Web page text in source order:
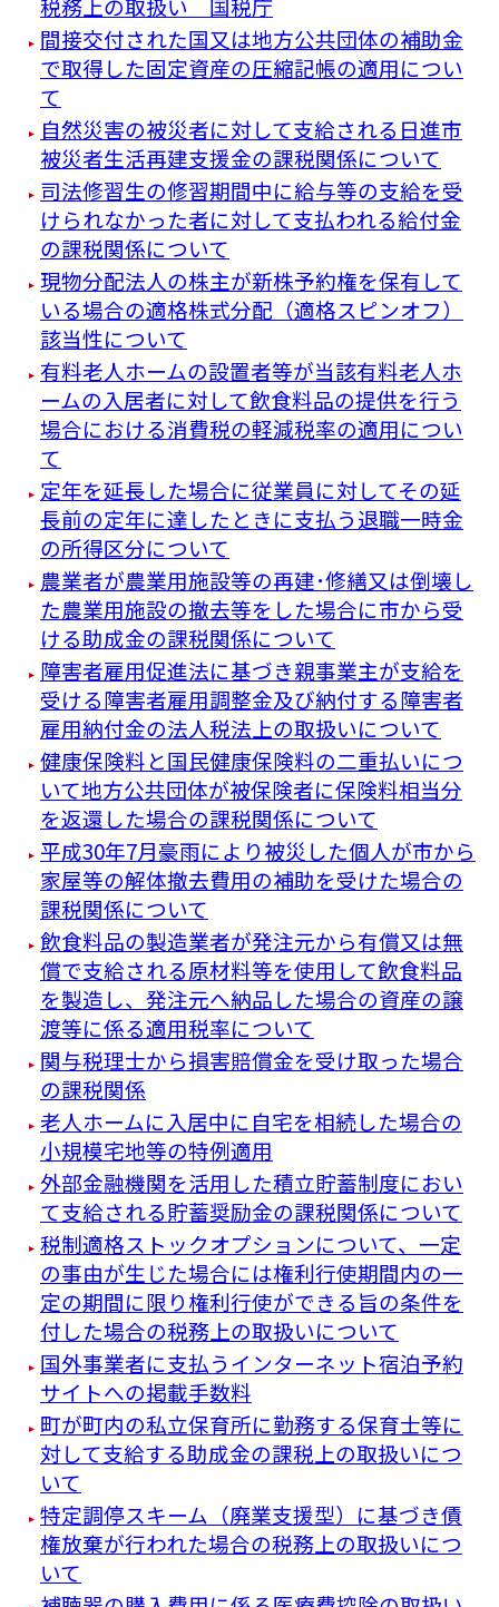
税務上の取扱い 国税庁
間接交付された国又は地方公共団体の補助金
で取得した固定資産の圧縮記帳の適用につい
て
自然災害の被災者に対して支給される日進市
被災者生活再建支援金の課税関係について
司法修習生の修習期間中に給与等の支給を受
けられなかった者に対して支払われる給付金
の課税関係について
現物分配法人の株主が新株予約権を保有して
いる場合の適格株式分配（適格スピンオフ）
該当性について
有料老人ホームの設置者等が当該有料老人ホ
ームの入居者に対して飲食料品の提供を行う
場合における消費税の軽減税率の適用につい
て
定年を延長した場合に従業員に対してその延
長前の定年に達したときに支払う退職一時金
の所得区分について
農業者が農業用施設等の再建･修繕又は倒壊し
た農業用施設の撤去等をした場合に市から受
ける助成金の課税関係について
障害者雇用促進法に基づき親事業主が支給を
受ける障害者雇用調整金及び納付する障害者
雇用納付金の法人税法上の取扱いについて
健康保険料と国民健康保険料の二重払いにつ
いて地方公共団体が被保険者に保険料相当分
を返還した場合の課税関係について
平成30年7月豪雨により被災した個人が市から
家屋等の解体撤去費用の補助を受けた場合の
課税関係について
飲食料品の製造業者が発注元から有償又は無
償で支給される原材料等を使用して飲食料品
を製造し、発注元へ納品した場合の資産の譲
渡等に係る適用税率について
関与税理士から損害賠償金を受け取った場合
の課税関係
老人ホームに入居中に自宅を相続した場合の
小規模宅地等の特例適用
外部金融機関を活用した積立貯蓄制度におい
て支給される貯蓄奨励金の課税関係について
税制適格ストックオプションについて、一定
の事由が生じた場合には権利行使期間内の一
定の期間に限り権利行使ができる旨の条件を
付した場合の税務上の取扱いについて
国外事業者に支払うインターネット宿泊予約
サイトへの掲載手数料
町が町内の私立保育所に勤務する保育士等に
対して支給する助成金の課税上の取扱いにつ
いて
特定調停スキーム（廃業支援型）に基づき債
権放棄が行われた場合の税務上の取扱いにつ
いて